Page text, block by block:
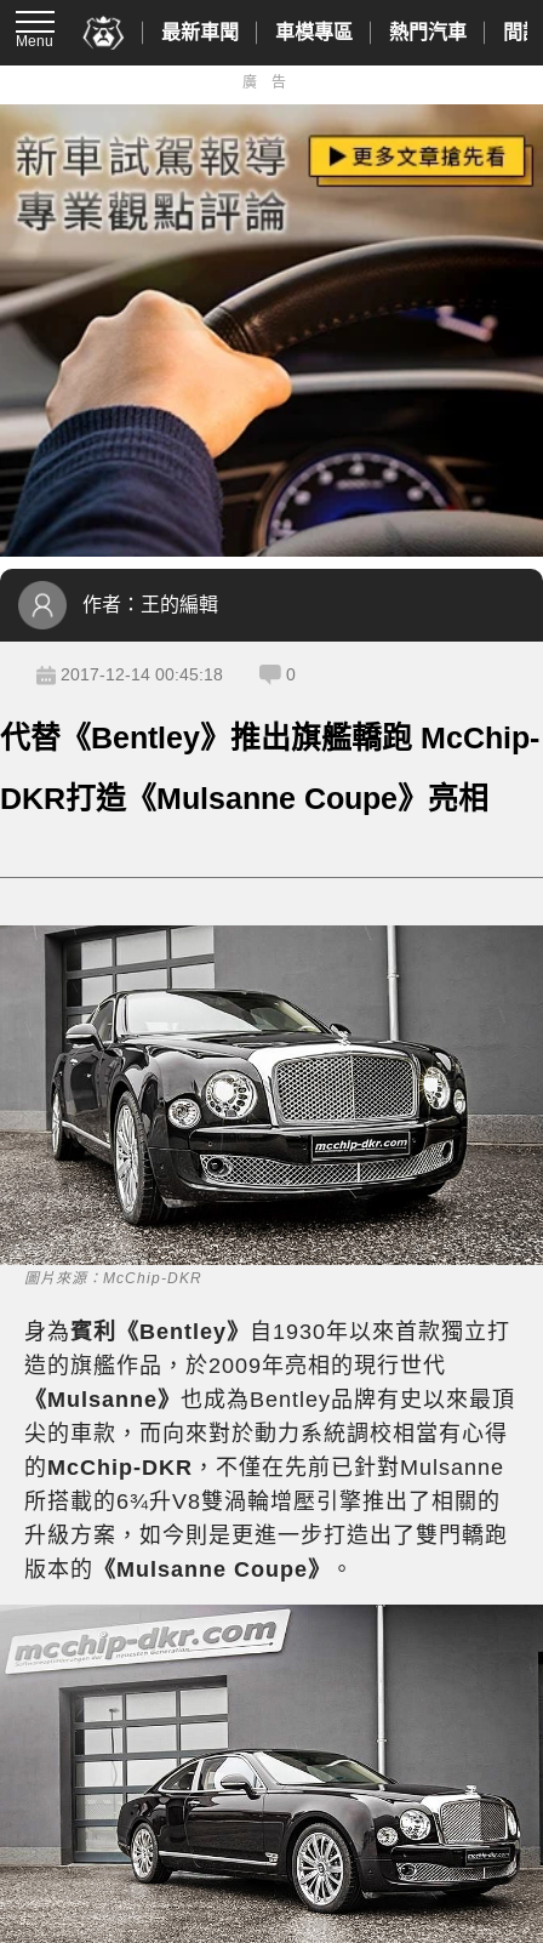
Menu 最新車聞 車模專區 熱門汽車 間
廣告
作者： 王的編輯
2017-12-14 00:45:18 0
代替《Bentley》推出旗艦轎跑 McChip-
DKR打造《Mulsanne Coupe》亮相
圖片來源：McChip-DKR
身為賓利《Bentley》
自1930年以來首款獨立打
造的旗艦作品，於2009年亮相的現行世代
《Mulsanne》 也成為Bentley品牌有史以來最頂
尖的車款，而向來對於動力系統調校相當有心得
的McChip-DKR ，不僅在先前已針對Mulsanne
所搭載的6¾升V8雙渦輪增壓引擎推出了相關的
升級方案，如今則是更進一步打造出了雙門轎跑
版本的 《Mulsanne Coupe》 。